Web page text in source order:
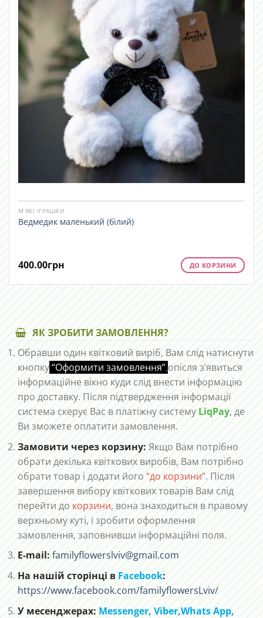
М’ЯКІ ІГРАШКИ
Ведмедик маленький (білий)
400.00грн ДО КОРЗИНИ
ЯК ЗРОБИТИ ЗАМОВЛЕННЯ?
Обравши один квітковий виріб, Вам слід натиснути
кнопку“Оформити замовлення”,опісля з’явиться
інформаційне вікно куди слід внести інформацію
про доставку. Після підтвердження інформації
система скерує Вас в платіжну системуLiqPay, де
Ви зможете оплатити замовлення.
Замовити через корзину:Якщо Вам потрібно
обрати декілька квіткових виробів, Вам потрібно
обрати товар і додати його“до корзини”. Після
завершення вибору квіткових товарів Вам слід
перейти докорзини, вона знаходиться в правому
верхньому куті, і зробити оформлення
замовлення, заповнивши інформаційні поля.
E-mail:familyflowerslviv@gmail.com
На нашій сторінці вFacebook:
https://www.facebook.com/familyflowersLviv/
У месенджерах:Messenger,Viber,Whats App,